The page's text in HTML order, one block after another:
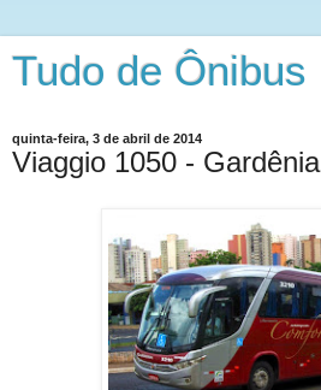
Tudo de Ônibus
quinta-feira, 3 de abril de 2014
Viaggio 1050 - Gardênia